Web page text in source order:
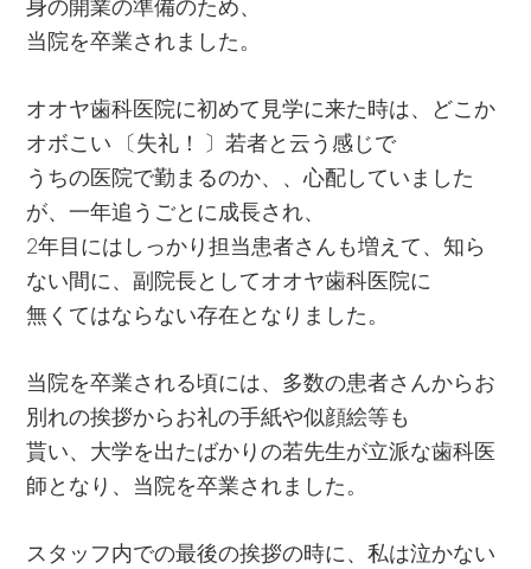
身の開業の準備のため、
当院を卒業されました。
オオヤ歯科医院に初めて見学に来た時は、どこか
オボこい 〔失礼！ 〕若者と云う感じで
うちの医院で勤まるのか、、心配していました
が、一年追うごとに成長され、
2年目にはしっかり担当患者さんも増えて、知ら
ない間に、副院長としてオオヤ歯科医院に
無くてはならない存在となりました。
当院を卒業される頃には、多数の患者さんからお
別れの挨拶からお礼の手紙や似顔絵等も
貰い、大学を出たばかりの若先生が立派な歯科医
師となり、当院を卒業されました。
スタッフ内での最後の挨拶の時に、私は泣かない